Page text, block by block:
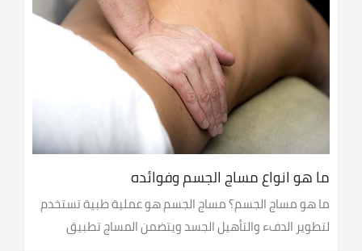
ما هو انواع مساج الجسم وفوائده
ما هو مساج الجسم؟ مساج الجسم هو عملية طبية تستخدم
لتطوير الدفء والتأهيل الجسد ويتضمن المساج تطبيق